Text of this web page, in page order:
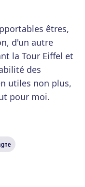
êtres,
d'un autre
la Tour Eiffel et
des
utiles non plus,
pour moi.